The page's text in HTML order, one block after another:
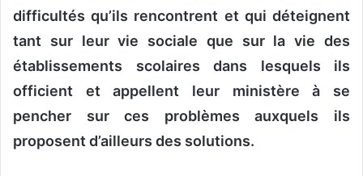
difficultés qu’ils rencontrent et qui déteignent
tant sur leur vie sociale que sur la vie des
établissements scolaires dans lesquels ils
officient et appellent leur ministère à se
pencher sur ces problèmes auxquels ils
proposent d’ailleurs des solutions.